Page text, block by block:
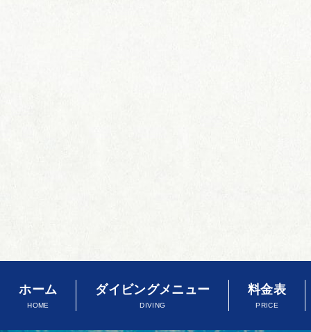
ホーム
HOME
ダイビングメニュー
DIVING
料金表
PRICE